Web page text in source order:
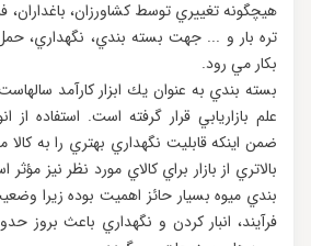
هيچگونه تغييري توسط كشاورزان، باغداران،
تره بار و ... جهت بسته بندي، نگهداري،
بكار مي رود.
بسته بندي به عنوان يك ابزار كارآمد
علم بازاريابي قرار گرفته است. استفاده
ضمن اينكه قابليت نگهداري بهتري را به
بالاتري از بازار براي كالاي مورد نظر نيز
بندي ميوه بسيار حائز اهميت بوده زيرا